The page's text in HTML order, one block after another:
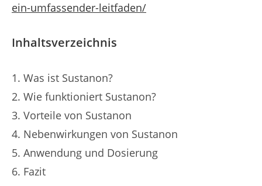
ein-umfassender-leitfaden/
Inhaltsverzeichnis
Was ist Sustanon?
Wie funktioniert Sustanon?
Vorteile von Sustanon
Nebenwirkungen von Sustanon
Anwendung und Dosierung
Fazit